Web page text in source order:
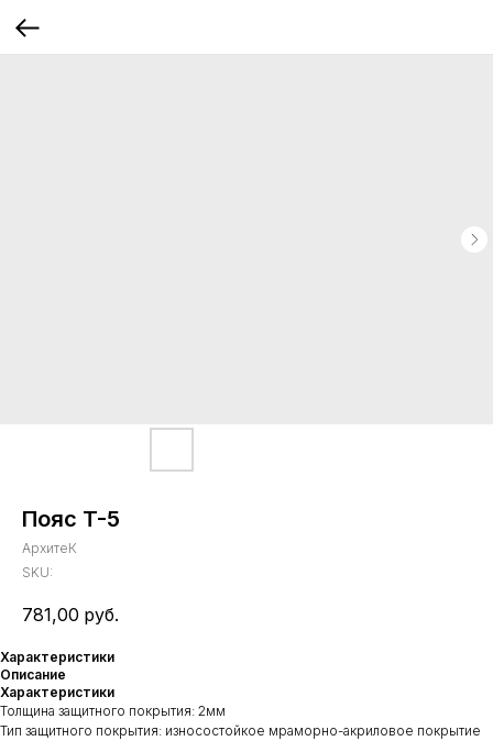
Пояс T-5
АрхитеК
SKU:
781,00 руб.
Характеристики
Описание
Характеристики
Толщина защитного покрытия: 2мм
Тип защитного покрытия: износостойкое мраморно-акриловое покрытие